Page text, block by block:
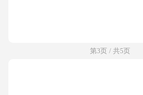
第3页 / 共5页